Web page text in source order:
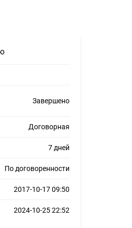
Завершено
Договорная
7 дней
По договоренности
2017-10-17 09:50
2024-10-25 22:52